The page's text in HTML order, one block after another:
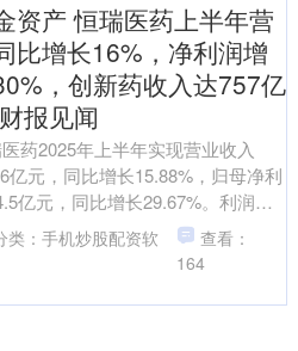
资产 恒瑞医药上半年营
比增长16%，净利润增
，创新药收入达757亿
报见闻
药2025年上半年实现营业收入
亿元，同比增长15.88%，归母净利
亿元，同比增长29.67%。利润增
得益于收到了来自Merck ....
类：手机炒股配资软
查看：
164